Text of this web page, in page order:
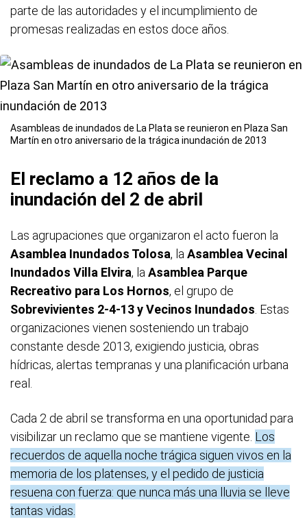
parte de las autoridades y el incumplimiento de
promesas realizadas en estos doce años.
Asambleas de inundados de La Plata se reunieron en Plaza San
Martín en otro aniversario de la trágica inundación de 2013
El reclamo a 12 años de la
inundación del 2 de abril
Las agrupaciones que organizaron el acto fueron la
Asamblea Inundados Tolosa, la Asamblea Vecinal
Inundados Villa Elvira, la Asamblea Parque
Recreativo para Los Hornos, el grupo de
Sobrevivientes 2-4-13y Vecinos Inundados . Estas
organizaciones vienen sosteniendo un trabajo
constante desde 2013, exigiendo justicia, obras
hídricas, alertas tempranas y una planificación urbana
real.
Cada 2 de abril se transforma en una oportunidad para
visibilizar un reclamo que se mantiene vigente. Los
recuerdos de aquella noche trágica siguen vivos en la
memoria de los platenses, y el pedido de justicia
resuena con fuerza: que nunca más una lluvia se lleve
tantas vidas.